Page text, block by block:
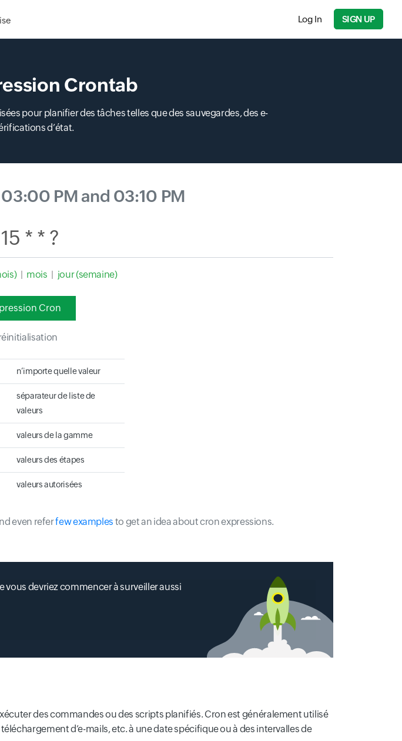
Log In SIGN UP
Crontab
pour planifier des tâches telles que des sauvegardes, des e-
d’état.
PM and 03:10 PM
| mois | jour (semaine)
Cron
n’importe quelle valeur
séparateur de liste de
valeurs
valeurs de la gamme
valeurs des étapes
valeurs autorisées
even referfew examples to get an idea about cron expressions.
vous devriez commencer à surveiller aussi
des commandes ou des scripts planifiés. Cron est généralement utilisé
d’e-mails, etc. à une date spécifique ou à des intervalles de